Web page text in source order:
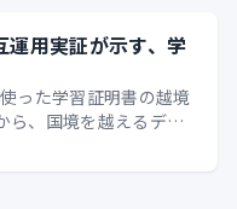
運用実証が示す、学
った学習証明書の越境
ら、国境を越えるデジ